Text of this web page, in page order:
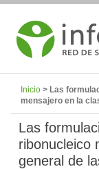
Inicio > Las
mensajero en la
Las
ribonucleico
general de